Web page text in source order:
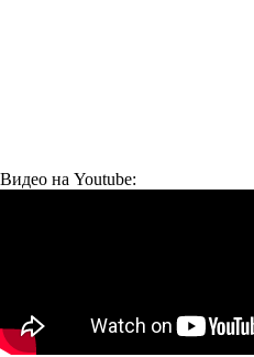
Видео на Youtube: